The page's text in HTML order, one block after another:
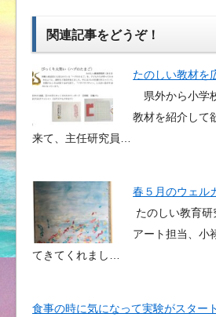
関連記事をどうぞ！
たのしい教材を
県外から小学
教材を紹介して
来て、主任研究員…
春５月のウェル
たのしい教育
アート担当、小
てきてくれまし…
食事の時に気になって実験がスター